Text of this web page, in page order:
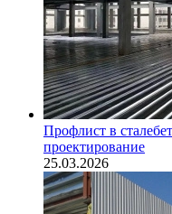
Профлист в
проектирование
25.03.2026